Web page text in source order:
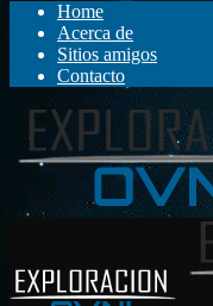
Home
Acerca de
Sitios amigos
Contacto